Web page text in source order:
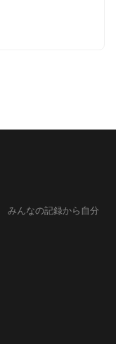
みんなの記録から自分